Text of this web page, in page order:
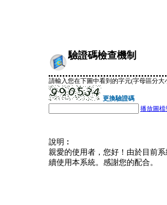
驗證碼檢查機制
請輸入您在下圖中看到的字元(字母區分大
更換驗證碼
播放圖檔
說明︰
親愛的使用者，您好！由於目前
續使用本系統。感謝您的配合。